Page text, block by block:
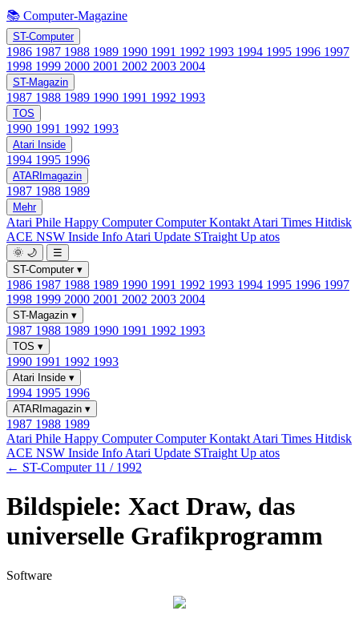
📚 Computer-Magazine
ST-Computer
1986 1987 1988 1989 1990 1991 1992 1993 1994 1995 1996 1997
1998 1999 2000 2001 2002 2003 2004
ST-Magazin
1987 1988 1989 1990 1991 1992 1993
TOS
1990 1991 1992 1993
Atari Inside
1994 1995 1996
ATARImagazin
1987 1988 1989
Mehr
Atari Phile Happy ComputerComputer Kontakt Atari Times Hitdisk
ACE NSW Inside Info Atari Update STraight Up atos
🌞 🌙
☰
ST-Computer ▾
1986 1987 1988 1989 1990 1991 1992 1993 1994 1995 1996 1997
1998 1999 2000 2001 2002 2003 2004
ST-Magazin ▾
1987 1988 1989 1990 1991 1992 1993
TOS ▾
1990 1991 1992 1993
Atari Inside ▾
1994 1995 1996
ATARImagazin ▾
1987 1988 1989
Atari Phile Happy ComputerComputer Kontakt Atari Times Hitdisk
ACE NSW Inside Info Atari Update STraight Up atos
← ST-Computer 11 / 1992
Bildspiele: Xact Draw, das
universelle Grafikprogramm
Software